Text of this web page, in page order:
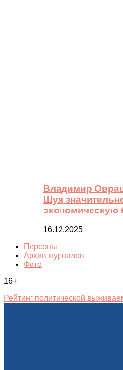
Владимир
Шуя
экономическую
16.12.2025
Персоны
Архив журналов
Фото
16+
Рейтинг политической